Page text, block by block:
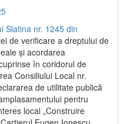
Slatina nr. 1245 din
de verificare a dreptului de
și acordarea
în coridorul de
Consiliului Local nr.
de utilitate publică
pentru
local „Construire